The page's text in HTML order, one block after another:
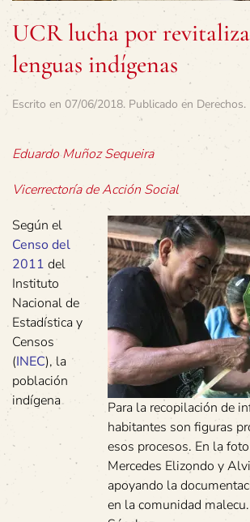
UCR lucha por
lenguas indígenas
Escrito en 07/06/2018. Publicado en Derechos.
Eduardo Muñoz Sequeira
Vicerrectoría de Acción Social
Para la recopilación de
habitantes son figuras
esos procesos. En la
Mercedes Elizondo y
apoyando la
en la comunidad
Según el
Censo del
2011 del
Instituto
Nacional de
Estadística y
Censos
(INEC), la
población
indígena